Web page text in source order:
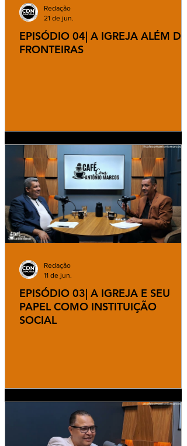
EPISÓDIO 04| A IGREJA ALÉM
FRONTEIRAS
Redação
21 de jun.
EPISÓDIO 03| A IGREJA E SEU
PAPEL COMO INSTITUIÇÃO
SOCIAL
Redação
11 de jun.